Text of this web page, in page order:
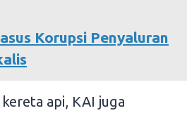
Korupsi Penyaluran
api, KAI juga